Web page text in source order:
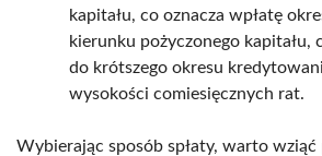
kapitału, co oznacza wpłatę
kierunku pożyczonego kapitału,
do krótszego okresu
wysokości comiesięcznych rat.
Wybierając sposób spłaty, warto wziąć